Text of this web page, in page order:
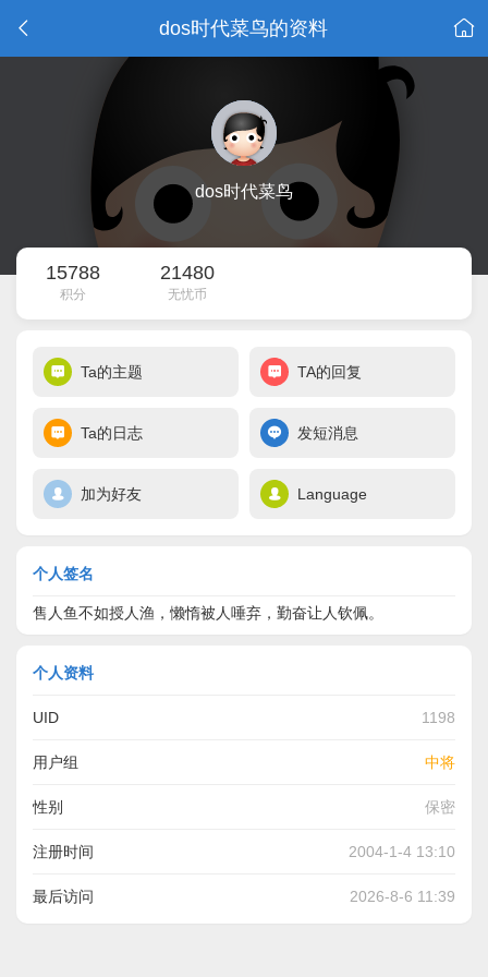
dos时代菜鸟的资料
dos时代菜鸟
15788
积分
21480
无忧币
Ta的主题 TA的回复
Ta的日志 发短消息
加为好友 Language
个人签名
售人鱼不如授人渔，懒惰被人唾弃，勤奋让人钦佩。
个人资料
UID 1198
用户组 中将
性别 保密
注册时间 2004-1-4 13:10
最后访问 2026-8-6 11:39